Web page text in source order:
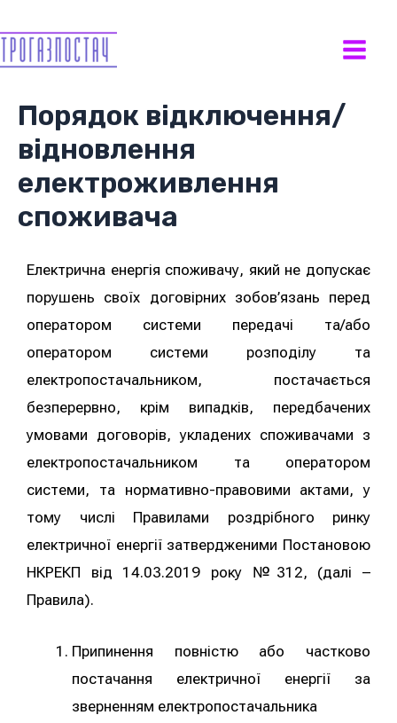
Порядок відключення/
відновлення
електроживлення
споживача
Електрична енергія споживачу, який не допускає
порушень своїх договірних зобов’язань перед
оператором системи передачі та/або
оператором системи розподілу та
електропостачальником, постачається
безперервно, крім випадків, передбачених
умовами договорів, укладених споживачами з
електропостачальником та оператором
системи, та нормативно-правовими актами, у
тому числі Правилами роздрібного ринку
електричної енергії затвердженими Постановою
НКРЕКП від 14.03.2019 року №312, (далі –
Правила).
Припинення повністю або частково
постачання електричної енергії за
зверненням електропостачальника